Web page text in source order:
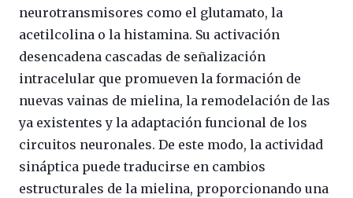
neurotransmisores como el glutamato, la
acetilcolina o la histamina. Su activación
desencadena cascadas de señalización
intracelular que promueven la formación de
nuevas vainas de mielina, la remodelación de las
ya existentes y la adaptación funcional de los
circuitos neuronales. De este modo, la actividad
sináptica puede traducirse en cambios
estructurales de la mielina, proporcionando una